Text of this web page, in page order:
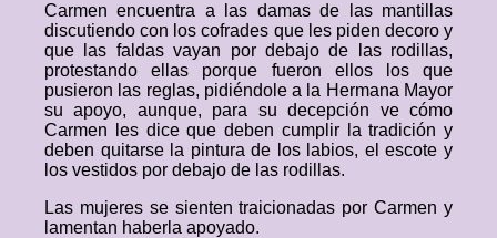
Carmen encuentra a las damas de las mantillas
discutiendo con los cofrades que les piden decoro y
que las faldas vayan por debajo de las rodillas,
protestando ellas porque fueron ellos los que
pusieron las reglas, pidiéndole a la Hermana Mayor
su apoyo, aunque, para su decepción ve cómo
Carmen les dice que deben cumplir la tradición y
deben quitarse la pintura de los labios, el escote y
los vestidos por debajo de las rodillas.
Las mujeres se sienten traicionadas por Carmen y
lamentan haberla apoyado.